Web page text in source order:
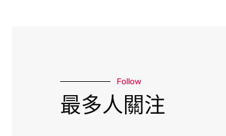
Follow
最多人關注